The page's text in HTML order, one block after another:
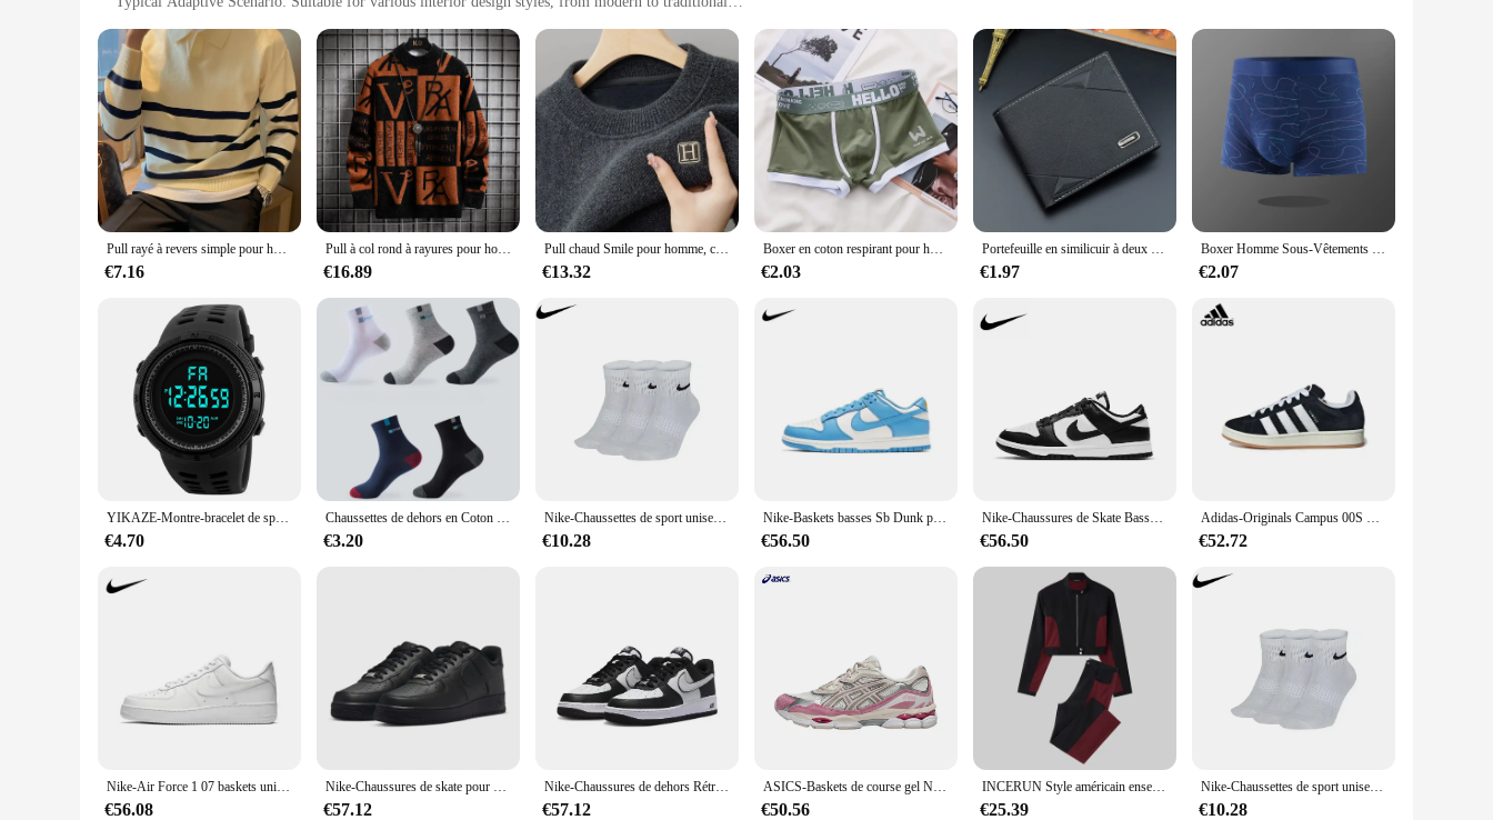
Performance and Property: Durable and resistant to corrosion
Features:
**Elevate Your Interior Design**
The HOMME LUXE Pulls are a testament to the fusion of functionality and style. Crafted from robust zinc alloy, these pulls offer a durable and long-lasting solution for enhancing the aesthetics of
your furniture and cabinetry. Their sleek and contemporary design, featuring the iconic HOMME LUXE branding, adds a touch of luxury to any space. Whether you're looking to revamp your kitchen
cabinets, update your bathroom vanity, or elevate the look of your bedroom dressers, these pulls are designed to complement a variety of interior design styles, from modern to traditional.
**Versatile and Adaptable**
Available in a range of sizes, these pulls are versatile enough to suit diverse needs. Whether you're aiming for a subtle accent or a bold statement, the HOMME LUXE Pulls can be seamlessly
integrated into your decor. Their ease of installation and compatibility with various furniture types make them a go-to choice for both residential and commercial settings. With their superior
performance and resistance to corrosion, these pulls are not just a decorative addition but a reliable and practical choice for any project.
**A Seamless Fit for Vendors and Suppliers**
For those in the wholesale and vendor industry, the HOMME LUXE Pulls are an excellent addition to your product offerings. With their quality construction and timeless design, they are sure to
appeal to a broad audience. As a supplier, you can rest assured that these pulls are not only stylish but also offer excellent value for money. Their wholesale availability ensures that you can provide
your customers with a premium product at a competitive price, making them an attractive choice for homeowners, interior designers, and contractors alike.
Pull rayé à revers simple pour hommes, pull décontracté, tricots vintage, mode coréenne, haut Y2K, automne, nouveau
€7.16
Pull à col rond à rayures pour hommes, pulls College, qualité de créateur, vêtements décontractés, automne, hiver, 2024
€16.89
Pull chaud Smile pour homme, col rond, brodé, décontracté, tour intérieur, optique, sous-vêtement thermique, hiver
€13.32
Boxer en coton respirant pour hommes, sous-vêtements masculins, caleçons convexes en U, culottes sexy, grande taille
€2.03
Portefeuille en similicuir à deux volets pour hommes, porte-cartes de crédit, porte-monnaie, pochette, zones solides, affaires minces, court
€1.97
Boxer Homme Sous-Vêtements Rayés Pur Coton Respirant Boxershort Homme Boxers Mi-audiFour Coin Pantalon Taille L-3XL
€2.07
YIKAZE-Montre-bracelet de sport militaire pour hommes, montres numériques multifonctions pour hommes, horloge étanche, montre électronique pour étudiants, Y01
€4.70
Chaussettes de dehors en Coton pour Homme, Baskets Souples et Respirantes, à la Mode, Haute artificiel asticité, Tube Moyen, Serviette de Course d'Été
€3.20
Nike-Chaussettes de sport unisexes RefLightwePackage Crew, bas pour hommes et femmes, entraînement athlétique, S, M, L, XL, SX7676, 3 paires
€10.28
Nike-Baskets basses Sb Dunk pour homme, chaussures de skateboard légères
€56.50
Nike-Chaussures de Skate Basses Sb Dunk pour Homme et Femme, Baskets Classiques de dehors et de Fitness
€56.50
Adidas-Originals Campus 00S Basses pour Homme et Femme, Chaussures de Skateboard, Simples et à la Mode
€52.72
Nike-Air Force 1 07 baskets unisexes, chaussures de skateboard rétro légères pour hommes et femmes
€56.08
Nike-Chaussures de skate pour hommes et femmes, Air Force 1, Noir et blanc, Confortable, Décontracté, Sports, Planche, Mode, Af1
€57.12
Nike-Chaussures de dehors Rétro Décontractées et Polyvalentes, Air Force 1, Anti-Ald, Noir et Blanc, pour Homme et Femme
€57.12
ASICS-Baskets de course gel NYC originales pour hommes et femmes, chaussures de sport aérées et équilibrées
€50.56
INCERUN Style américain ensembles mode hommes Sexy court à manches longues pantalon imbibé mâle épissage déconstruction deux pièces ensembles S-5XL
€25.39
Nike-Chaussettes de sport unisexes RefLightwePackage Crew, bas pour hommes et femmes, entraînement athlétique, S, M, L, XL, SX7676, 3 paires
€10.28